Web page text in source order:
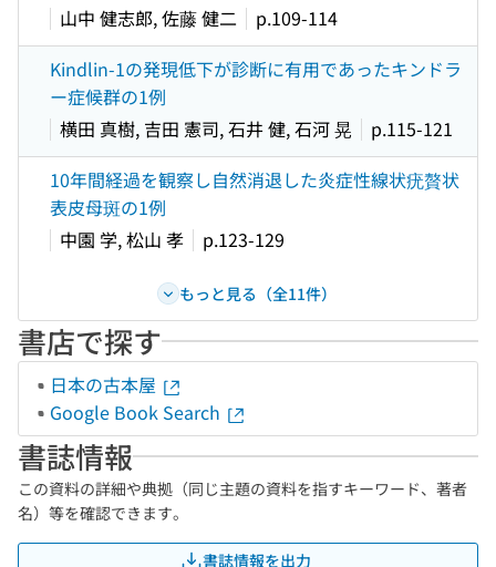
山中 健志郎, 佐藤 健二
p.109-114
Kindlin-1の発現低下が診断に有用であったキンドラ
ー症候群の1例
横田 真樹, 吉田 憲司, 石井 健, 石河 晃
p.115-121
10年間経過を観察し自然消退した炎症性線状疣贅状
表皮母斑の1例
中園 学, 松山 孝
p.123-129
もっと見る（全11件）
書店で探す
日本の古本屋
Google Book Search
書誌情報
この資料の詳細や典拠（同じ主題の資料を指すキーワード、著者
名）等を確認できます。
書誌情報を出力